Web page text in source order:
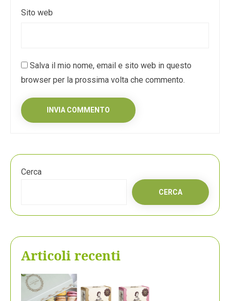
Sito web
Salva il mio nome, email e sito web in questo
browser per la prossima volta che commento.
Cerca
CERCA
Articoli recenti